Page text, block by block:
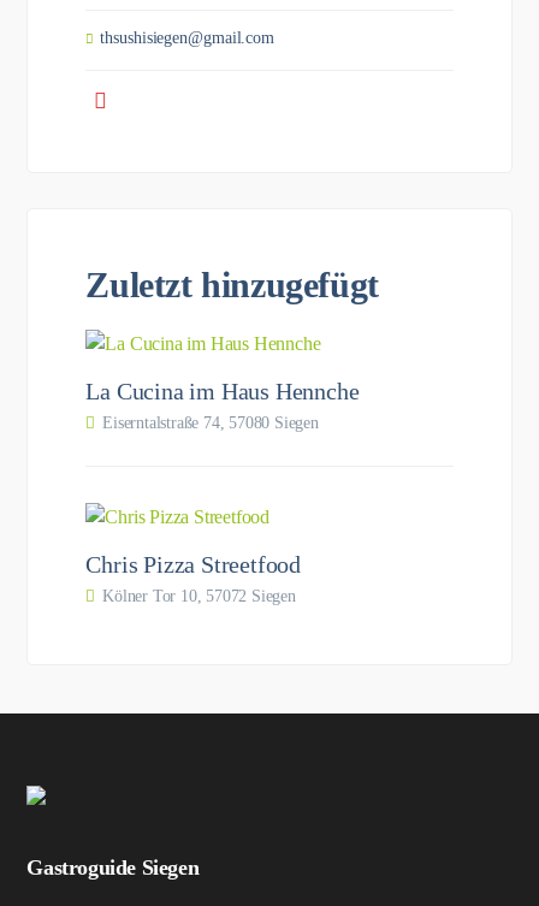
thsushisiegen@gmail.com
Zuletzt hinzugefügt
La Cucina im Haus Hennche
Eiserntalstraße 74, 57080 Siegen
Chris Pizza Streetfood
Kölner Tor 10, 57072 Siegen
Gastroguide Siegen